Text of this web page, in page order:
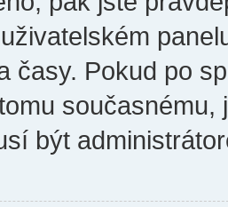
časy. Pokud po
být